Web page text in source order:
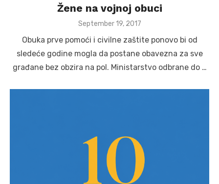
Žene na vojnoj obuci
Posted
September 19, 2017
Obuka prve pomoći i civilne zaštite ponovo bi od
sledeće godine mogla da postane obavezna za sve
građane bez obzira na pol. Ministarstvo odbrane do …